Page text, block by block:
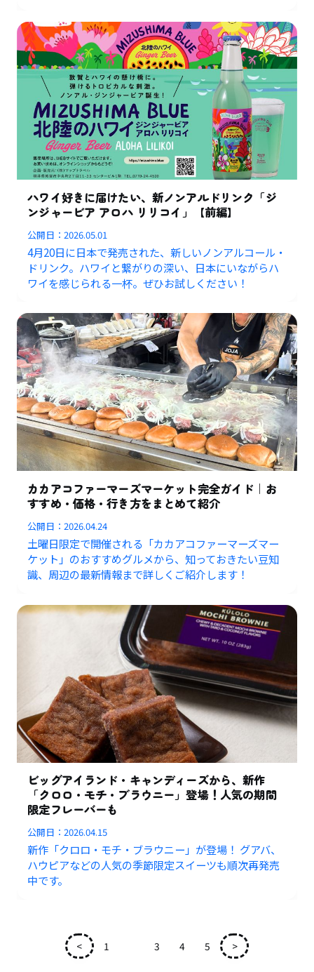
ハワイ好きに届けたい、新ノンアルドリンク「ジ
ンジャービア アロハ リリコイ」【前編】
公開日：2026.05.01
4月20日に日本で発売された、新しいノンアルコール・
ドリンク。ハワイと繋がりの深い、日本にいながらハ
ワイを感じられる一杯。ぜひお試しください！
カカアコファーマーズマーケット完全ガイド｜お
すすめ・価格・行き方をまとめて紹介
公開日：2026.04.24
土曜日限定で開催される「カカアコファーマーズマー
ケット」のおすすめグルメから、知っておきたい豆知
識、周辺の最新情報まで詳しくご紹介します！
ビッグアイランド・キャンディーズから、新作
「クロロ・モチ・ブラウニー」登場！人気の期間
限定フレーバーも
公開日：2026.04.15
新作「クロロ・モチ・ブラウニー」が登場！ グアバ、
ハウピアなどの人気の季節限定スイーツも順次再発売
中です。
< 1 3 4 5 >